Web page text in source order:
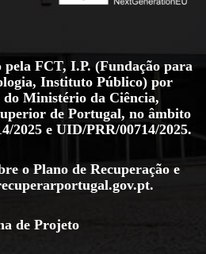
FCT, I.P. (Fundação para
Instituto Público) por
do Ministério da Ciência,
de Portugal, no âmbito
2025 e UID/PRR/00714/2025.
o Plano de Recuperação e
.
de Projeto